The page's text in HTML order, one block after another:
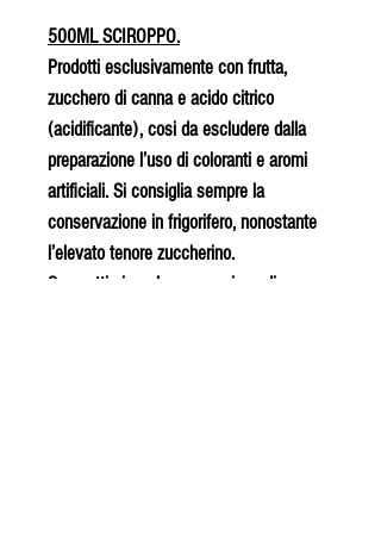
500ML SCIROPPO.
Prodotti esclusivamente con frutta,
zucchero di canna e acido citrico
(acidificante), cosi da escludere dalla
preparazione l’uso di coloranti e aromi
artificiali. Si consiglia sempre la
conservazione in frigorifero, nonostante
l’elevato tenore zuccherino.
Sono ottimi per la preparazione di